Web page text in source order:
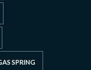
SPRING